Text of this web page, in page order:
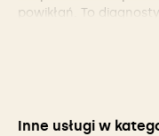
powikłań. To
zdrowie i
Inne usługi w